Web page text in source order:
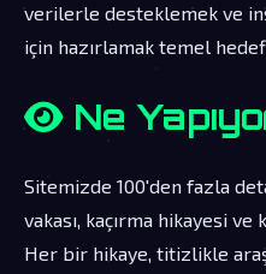
verilerle desteklemek ve
için hazırlamak temel
Ne
Sitemizde 100'den fazla
vakası, kaçırma hikayesi
Her bir hikaye, titizlikle